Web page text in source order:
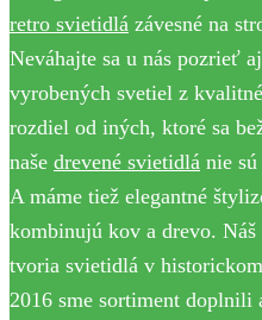
retro svietidlá závesné na
Neváhajte sa u nás pozrieť
vyrobených svetiel z
rozdiel od iných, ktoré sa
naše drevené svietidlá nie
A máme tiež elegantné
kombinujú kov a drevo. Náš
tvoria svietidlá v
2016 sme sortiment